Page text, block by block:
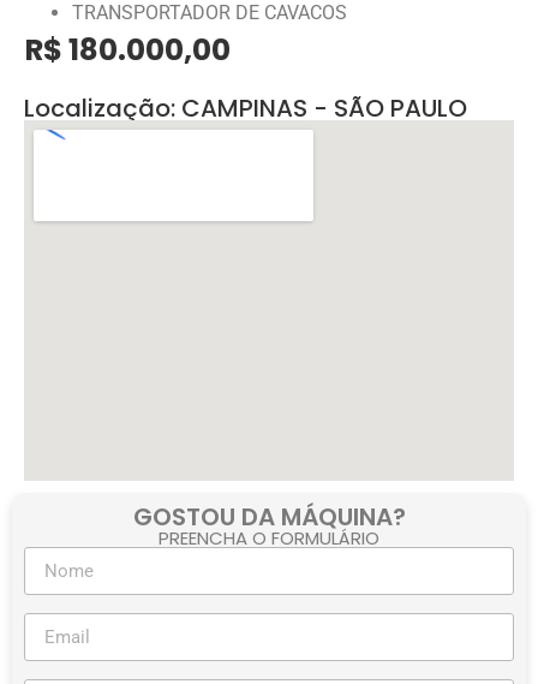
TRANSPORTADOR DE CAVACOS
R$ 180.000,00
Localização: CAMPINAS - SÃO PAULO
GOSTOU DA MÁQUINA?
PREENCHA O FORMULÁRIO